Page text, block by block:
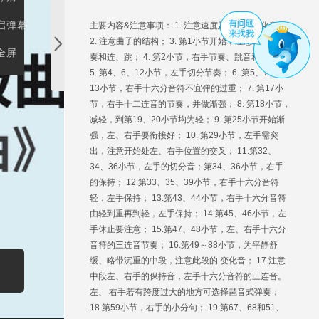
弹幕
屏
主要内容&注意事项： 1. 注意速度及曲中的变化音；
2. 注意曲子的结构； 3. 第1小节开始，注意左手的节
奏和连、跳； 4. 第2小节，右手节奏、跳音和连奏；
5. 第4、6、12小节，左手切分节奏； 6. 第5、7、8、
13小节，右手十六分音符不宜弹的过重； 7. 第17小
节，右手十二连音的节奏，并做渐强； 8. 第18小节，
减轻，到第19、20小节均为轻； 9. 第25小节开始渐
强，左、右手要衔接好； 10. 第29小节，左手需突
出，注意开始处左、右手位置的交叉； 11.第32、
34、36小节，左手的切分音；第34、36小节，右手
的保持； 12.第33、35、39小节，右手十六分音符
轻，左手保持； 13.第43、44小节，右手十六分音符
由轻到重再到轻，左手保持； 14.第45、46小节，左
手休止要注意； 15.第47、48小节，左、右手十六分
音符的三连音节奏； 16.第49～88小节，为平静舒
缓、略带沉重的中段，注意此段的 变化音； 17.注意
中段左、右手的保持音，左手十六分音符的三连音。
左、 右手若有跨度过大的地方可选择琶音式弹奏；
18.第59小节，右手的小分句； 19.第67、68和51、